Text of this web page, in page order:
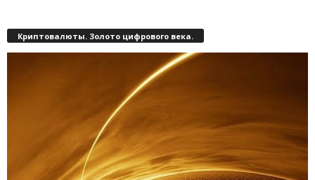
Криптовалюты. Золото цифрового века.